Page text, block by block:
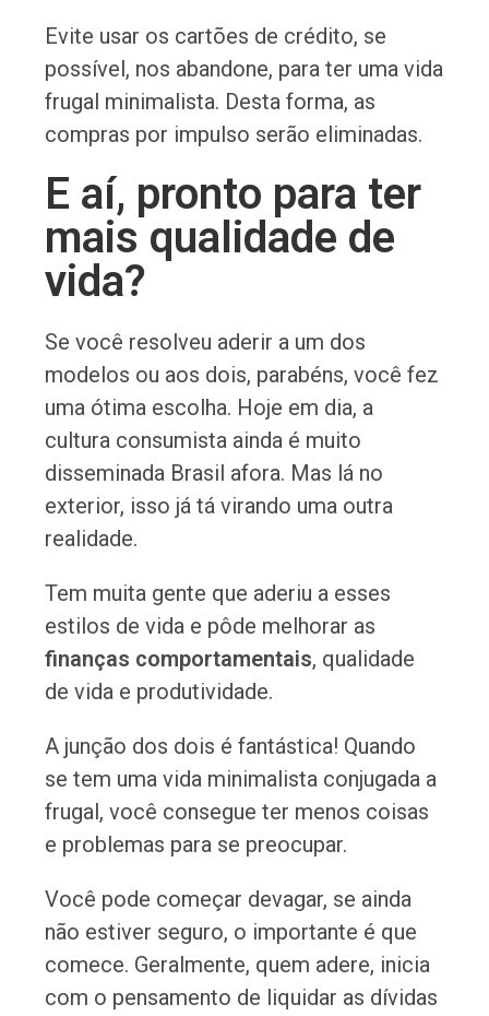
Evite usar os cartões de crédito, se
possível, nos abandone, para ter uma vida
frugal minimalista. Desta forma, as
compras por impulso serão eliminadas.
E aí, pronto para ter
mais qualidade de
vida?
Se você resolveu aderir a um dos
modelos ou aos dois, parabéns, você fez
uma ótima escolha. Hoje em dia, a
cultura consumista ainda é muito
disseminada Brasil afora. Mas lá no
exterior, isso já tá virando uma outra
realidade.
Tem muita gente que aderiu a esses
estilos de vida e pôde melhorar as
finanças comportamentais, qualidade
de vida e produtividade.
A junção dos dois é fantástica! Quando
se tem uma vida minimalista conjugada a
frugal, você consegue ter menos coisas
e problemas para se preocupar.
Você pode começar devagar, se ainda
não estiver seguro, o importante é que
comece. Geralmente, quem adere, inicia
com o pensamento de liquidar as dívidas